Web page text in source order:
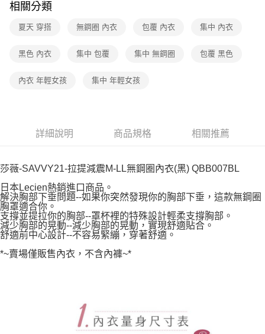
付款後全家取貨
每筆NT$80，滿NT$1,000(含以上)免運費
7-11取貨付款
離島
每筆NT$220
付款後門市自取
每筆NT$80，滿NT$1,000(含以上)免運費
相關分類
夏天 穿搭 無鋼圈 內衣 包覆 內衣 集中 內衣
黑色 內衣 集中 包覆 集中 無鋼圈 包覆 黑色
內衣 年輕女孩 集中 年輕女孩
詳細說明 商品規格 相關推薦
莎薇-SAVVY21-拉提減震M-LL無鋼圈內衣(黑) QBB007BL
日本Lecien熱銷進口商品。
解決胸部下垂問題--如果你突然發現你的胸部下垂，這款無鋼圈
胸罩適合你。
支撐並提拉你的胸部--罩杯裡的特殊設計輕柔支撐胸部。
減少胸部的晃動--減少胸部的晃動，實現舒適貼合。
舒適前中心設計--不容易緊繃，穿著舒適。
*~賣場僅販售內衣，不含內褲~*